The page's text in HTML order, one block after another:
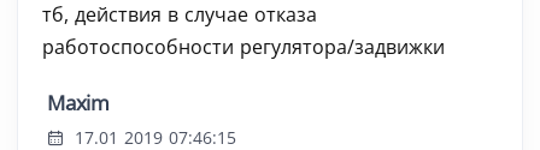
тб, действия в случае отказа
работоспособности регулятора/задвижки
Maxim
17.01 2019 07:46:15